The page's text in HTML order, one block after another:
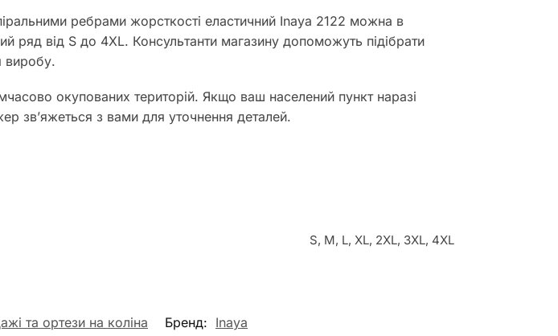
ребрами жорсткості еластичний Inaya 2122 можна в
ряд від S до 4XL. Консультанти магазину допоможуть підібрати
виробу.
окупованих територій. Якщо ваш населений пункт наразі
зв’яжеться з вами для уточнення деталей.
S, M, L, XL, 2XL, 3XL, 4XL
та ортези на коліна Бренд: Inaya